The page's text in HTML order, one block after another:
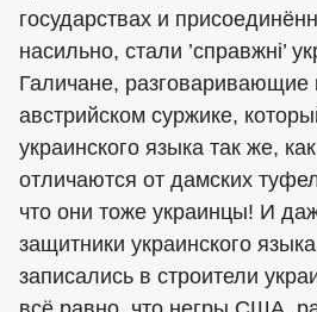
государствах и
насильно, стали ’справжні’
Галичане, разговаривающие
австрийском суржике,
украинского языка так же,
отличаются от дамских
что они тоже украинцы! И
защитники украинского
записались в строители